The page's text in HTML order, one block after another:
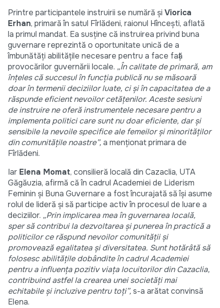
Printre participantele instruirii se numără și Viorica
Erhan, primară în satul Fîrlădeni, raionul Hîncești, aflată
la primul mandat. Ea susține că instruirea privind buna
guvernare reprezintă o oportunitate unică de a
îmbunătăți abilitățile necesare pentru a face față
provocărilor guvernării locale. „În calitate de primară, am
înțeles că succesul în funcția publică nu se măsoară
doar în termenii deciziilor luate, ci și în capacitatea de a
răspunde eficient nevoilor cetățenilor. Aceste sesiuni
de instruire ne oferă instrumentele necesare pentru a
implementa politici care sunt nu doar eficiente, dar și
sensibile la nevoile specifice ale femeilor și minorităților
din comunitățile noastre”,a menționat primara de
Fîrlădeni.
Iar Elena Momat, consilieră locală din Cazaclia, UTA
Găgăuzia, afirmă că în cadrul Academiei de Liderism
Feminin și Buna Guvernare a fost încurajată să își asume
rolul de lideră și să participe activ în procesul de luare a
deciziilor. „Prin implicarea mea în guvernarea locală,
sper să contribui la dezvoltarea și punerea în practică a
politicilor ce răspund nevoilor comunității și
promovează egalitatea și diversitatea. Sunt hotărâtă să
folosesc abilitățile dobândite în cadrul Academiei
pentru a influența pozitiv viața locuitorilor din Cazaclia,
contribuind astfel la crearea unei societăți mai
echitabile și incluzive pentru toți”,s-a arătat convinsă
Elena.